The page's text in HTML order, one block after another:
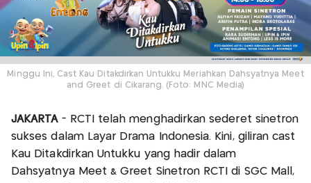
Minggu Ini, Cast Kau Ditakdirkan Untukku Meriahkan Dahsyatnya Meet
and Greet di Cikarang. (Foto: MNC Media)
JAKARTA- RCTI telah menghadirkan sederet sinetron
sukses dalam Layar Drama Indonesia. Kini, giliran cast
Kau Ditakdirkan Untukku yang hadir dalam
Dahsyatnya Meet & Greet Sinetron RCTI di SGC Mall,